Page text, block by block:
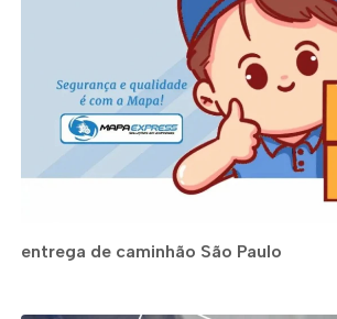
entrega de caminhão São Paulo